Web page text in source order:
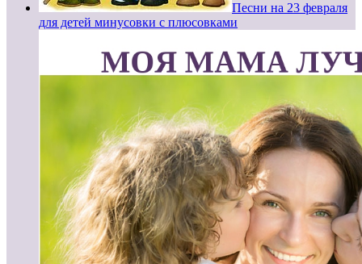
Песни на 23 февраля
для детей минусовки с плюсовками